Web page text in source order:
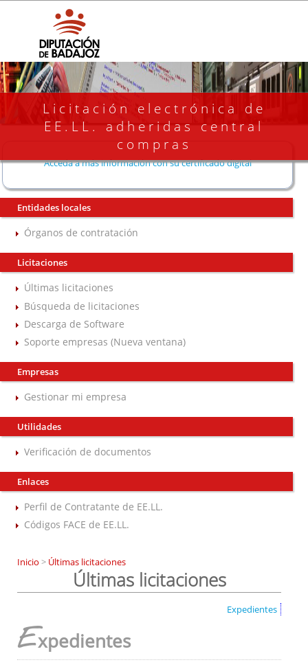
Licitación electrónica de
EE.LL. adheridas central
compras
Acceda a más información con su certificado digital
Entidades locales
Órganos de contratación
Licitaciones
Últimas licitaciones
Búsqueda de licitaciones
Descarga de Software
Soporte empresas (Nueva ventana)
Empresas
Gestionar mi empresa
Utilidades
Verificación de documentos
Enlaces
Perfil de Contratante de EE.LL.
Códigos FACE de EE.LL.
Inicio > Últimas licitaciones
Últimas licitaciones
Expedientes
Expedientes